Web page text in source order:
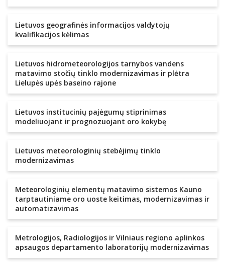
Lietuvos geografinės informacijos valdytojų
kvalifikacijos kėlimas
Lietuvos hidrometeorologijos tarnybos vandens
matavimo stočių tinklo modernizavimas ir plėtra
Lielupės upės baseino rajone
Lietuvos institucinių pajėgumų stiprinimas
modeliuojant ir prognozuojant oro kokybę
Lietuvos meteorologinių stebėjimų tinklo
modernizavimas
Meteorologinių elementų matavimo sistemos Kauno
tarptautiniame oro uoste keitimas, modernizavimas ir
automatizavimas
Metrologijos, Radiologijos ir Vilniaus regiono aplinkos
apsaugos departamento laboratorijų modernizavimas